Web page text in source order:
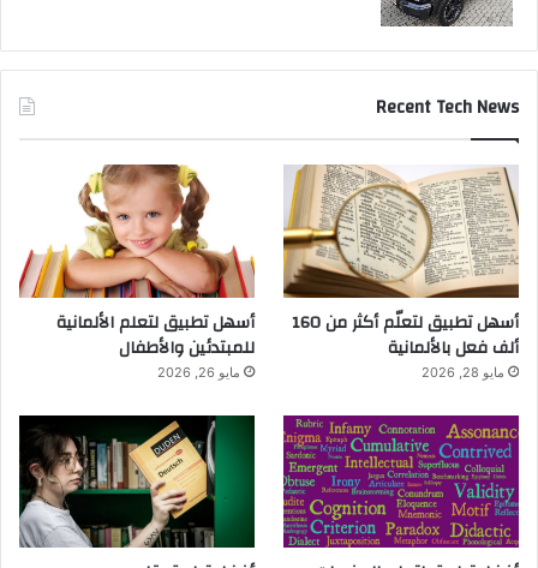
Recent Tech News
أسهل تطبيق لتعلّم أكثر من 160
ألف فعل بالألمانية
مايو 28, 2026
أسهل تطبيق لتعلم الألمانية
للمبتدئين والأطفال
مايو 26, 2026